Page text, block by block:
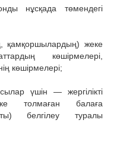
нұсқада төмендегі
қамқоршылардың) жеке
көшірмелері,
көшірмелері;
үшін — жергілікті
толмаған балаға
белгілеу туралы